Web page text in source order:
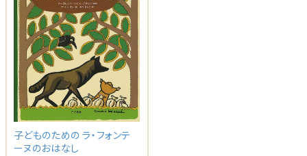
子どものための ラ・フォンテ
ーヌのおはなし